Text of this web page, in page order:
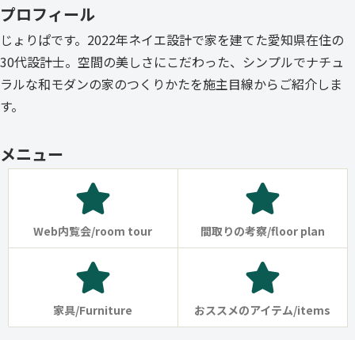
プロフィール
じょりぱです。2022年ネイエ設計で家を建てた愛知県在住の
30代設計士。空間の美しさにこだわった、シンプルでナチュ
ラルな和モダンの家のつくりかたを施主目線からご紹介しま
す。
メニュー
Web内覧会/room tour 間取りの考察/floor plan
家具/Furniture おススメのアイテム/items